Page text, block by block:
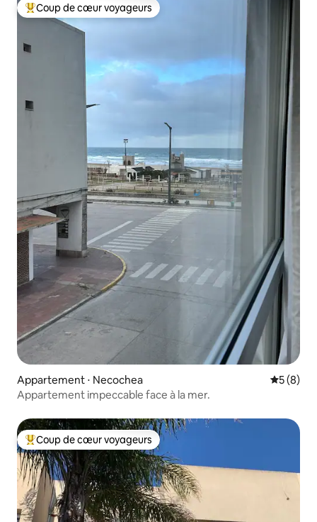
Coups de cœur voyageurs les plus appréciés
Coup de cœur voyageurs
Appartement ⋅ Necochea
5 (8)
Appartement impeccable face à la mer.
Coups de cœur voyageurs les plus appréciés
Coup de cœur voyageurs